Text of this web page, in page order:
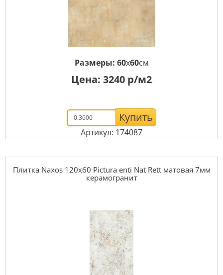
Размеры: 60x60см
Цена: 3240 р/м2
Купить
Артикул: 174087
Плитка Naxos 120x60 Pictura enti Nat Rett матовая 7мм
керамогранит